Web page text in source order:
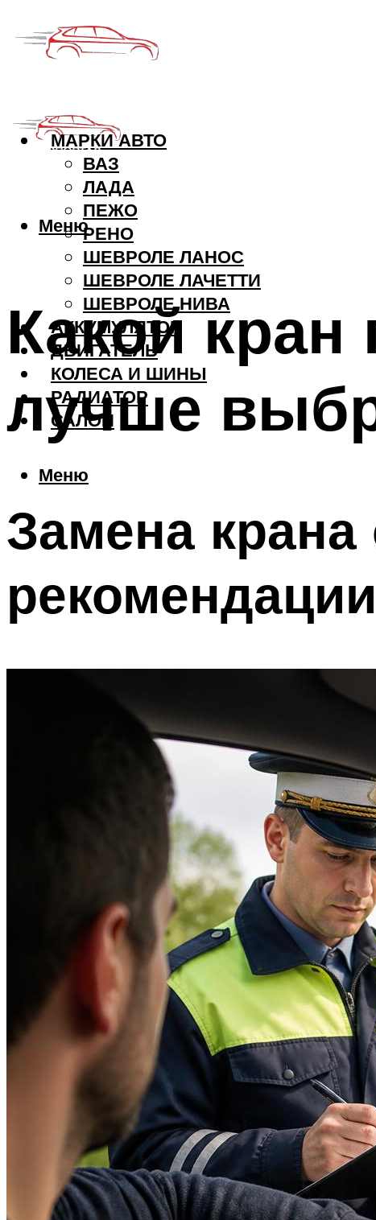
МАРКИ АВТО
ВАЗ
ЛАДА
ПЕЖО
РЕНО
ШЕВРОЛЕ ЛАНОС
ШЕВРОЛЕ ЛАЧЕТТИ
ШЕВРОЛЕ НИВА
АККУМУЛЯТОР
ДВИГАТЕЛЬ
КОЛЕСА И ШИНЫ
РАДИАТОР
САЛОН
Меню
Меню
Какой
лучше
Замена